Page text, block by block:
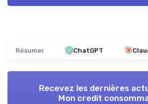
Résumer ChatGPT
Recevez les dernières
Mon credit